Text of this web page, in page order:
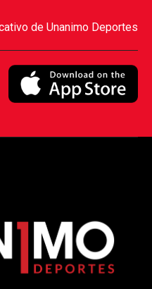
de Unanimo Deportes